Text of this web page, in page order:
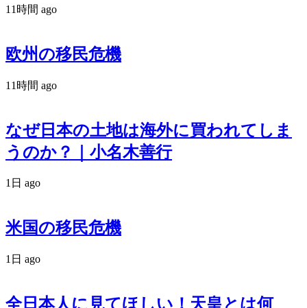
11時間 ago
欧州の移民危機
11時間 ago
なぜ日本の土地は海外に買われてしま
うのか？｜小名木善行
1日 ago
米国の移民危機
1日 ago
全日本人に見てほしい！天皇とは何